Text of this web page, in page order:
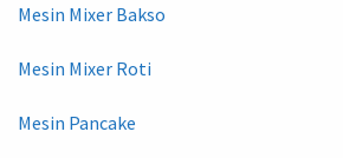
Mesin Mixer Bakso
Mesin Mixer Roti
Mesin Pancake